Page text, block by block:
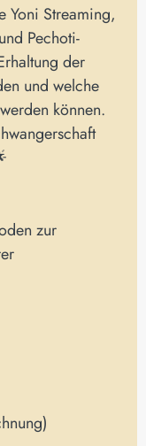
Yoni Streaming,
Pechoti-
der
und welche
können.
zur